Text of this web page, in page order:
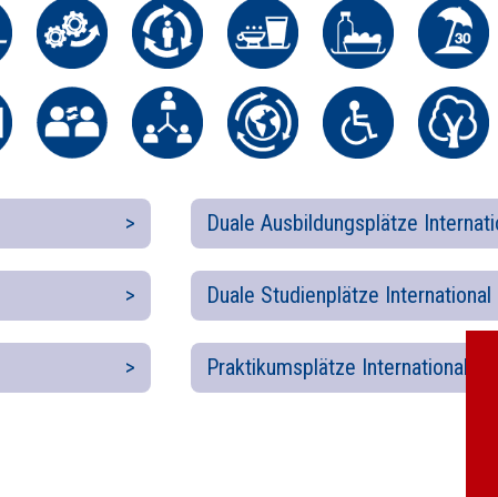
Duale Ausbildungsplätze
Duale Studienplätze International
Praktikumsplätze International